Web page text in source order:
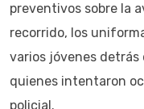
preventivos sobre la
recorrido, los
varios jóvenes detrás
quienes intentaron
policial.